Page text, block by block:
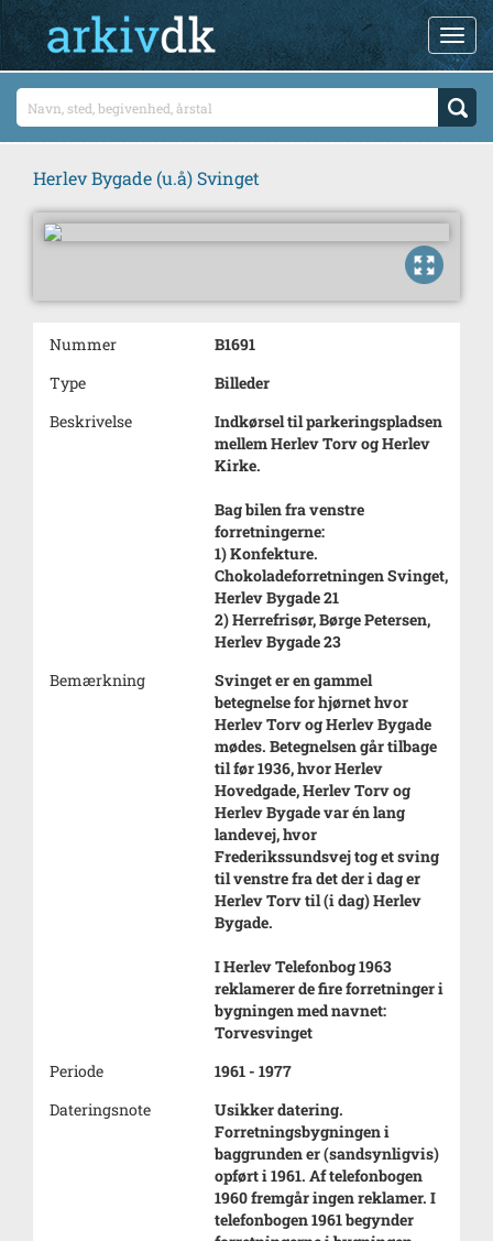
Herlev Bygade (u.å) Svinget
Nummer
B1691
Type
Billeder
Beskrivelse
Indkørsel til parkeringspladsen
mellem Herlev Torv og Herlev
Kirke.
Bag bilen fra venstre
forretningerne:
1) Konfekture.
Chokoladeforretningen Svinget,
Herlev Bygade 21
2) Herrefrisør, Børge Petersen,
Herlev Bygade 23
Bemærkning
Svinget er en gammel
betegnelse for hjørnet hvor
Herlev Torv og Herlev Bygade
mødes. Betegnelsen går tilbage
til før 1936, hvor Herlev
Hovedgade, Herlev Torv og
Herlev Bygade var én lang
landevej, hvor
Frederikssundsvej tog et sving
til venstre fra det der i dag er
Herlev Torv til (i dag) Herlev
Bygade.
I Herlev Telefonbog 1963
reklamerer de fire forretninger i
bygningen med navnet:
Torvesvinget
Periode
1961 - 1977
Dateringsnote
Usikker datering.
Forretningsbygningen i
baggrunden er (sandsynligvis)
opført i 1961. Af telefonbogen
1960 fremgår ingen reklamer. I
telefonbogen 1961 begynder